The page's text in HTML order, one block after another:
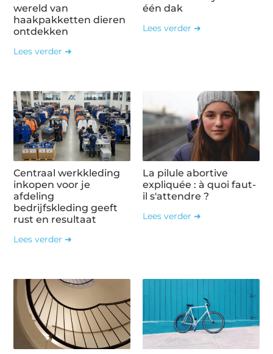
wereld van
haakpakketten dieren
ontdekken
Lees verder ➜
één dak
Lees verder ➜
Centraal werkkleding
inkopen voor je
afdeling
bedrijfskleding geeft
rust en resultaat
Lees verder ➜
La pilule abortive
expliquée : à quoi faut-
il s'attendre ?
Lees verder ➜